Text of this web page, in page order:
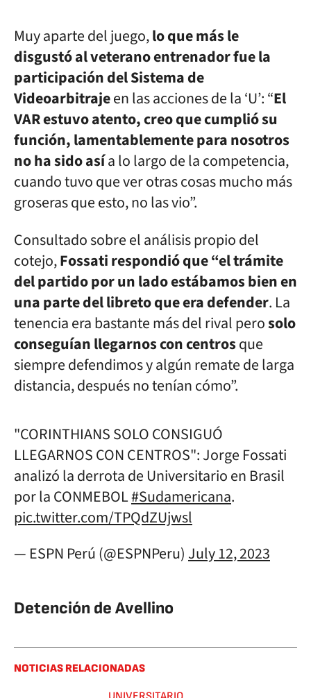
Muy aparte del juego,lo que más le
disgustó al veterano entrenador fue la
participación del Sistema de
Videoarbitrajeen las acciones de la ‘U’: “El
VAR estuvo atento, creo que cumplió su
función, lamentablemente para nosotros
no ha sido asía lo largo de la competencia,
cuando tuvo que ver otras cosas mucho más
groseras que esto, no las vio”.
Consultado sobre el análisis propio del
cotejo,Fossati respondió que “el trámite
del partido por un lado estábamos bien en
una parte del libreto que era defender. La
tenencia era bastante más del rival perosolo
conseguían llegarnos con centrosque
siempre defendimos y algún remate de larga
distancia, después no tenían cómo”.
"CORINTHIANS SOLO CONSIGUÓ
LLEGARNOS CON CENTROS": Jorge Fossati
analizó la derrota de Universitario en Brasil
por la CONMEBOL#Sudamericana.
pic.twitter.com/TPQdZUjwsl
— ESPN Perú (@ESPNPeru) July 12, 2023
Detención de Avellino
NOTICIAS RELACIONADAS